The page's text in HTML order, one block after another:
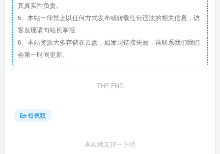
其真实性负责。
5、本站一律禁止以任何方式发布或转载任何违法的相关信息，访
客发现请向站长举报
6、本站资源大多存储在云盘，如发现链接失效，请联系我们我们
会第一时间更新。
THE END
短视频
喜欢就支持一下吧